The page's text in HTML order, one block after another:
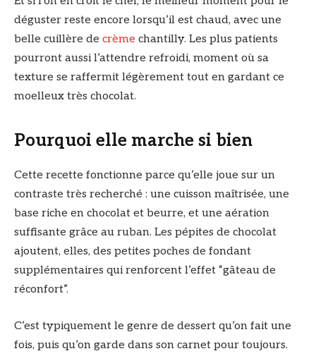
déguster reste encore lorsqu’il est chaud, avec une
belle cuillère de crème chantilly. Les plus patients
pourront aussi l’attendre refroidi, moment où sa
texture se raffermit légèrement tout en gardant ce
moelleux très chocolat.
Pourquoi elle marche si bien
Cette recette fonctionne parce qu’elle joue sur un
contraste très recherché : une cuisson maîtrisée, une
base riche en chocolat et beurre, et une aération
suffisante grâce au ruban. Les pépites de chocolat
ajoutent, elles, des petites poches de fondant
supplémentaires qui renforcent l’effet “gâteau de
réconfort”.
C’est typiquement le genre de dessert qu’on fait une
fois, puis qu’on garde dans son carnet pour toujours.